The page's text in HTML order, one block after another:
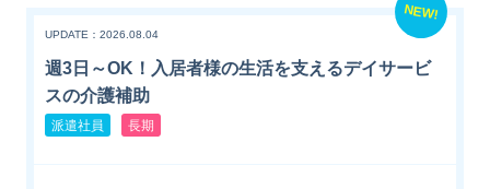
NEW!
UPDATE：2026.08.04
週3日～OK！入居者様の生活を支えるデイサービ
スの介護補助
派遣社員 長期